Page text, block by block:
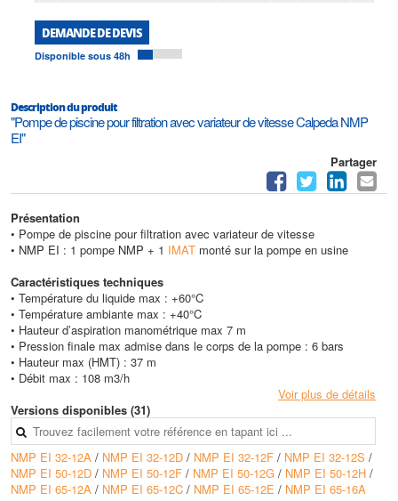
DEMANDE DE DEVIS
Disponible sous 48h
Description du produit
"Pompe de piscine pour filtration avec variateur de vitesse Calpeda NMP
EI"
Partager
Présentation
• Pompe de piscine pour filtration avec variateur de vitesse
• NMP EI : 1 pompe NMP + 1 IMAT monté sur la pompe en usine
Caractéristiques techniques
• Température du liquide max : +60°C
• Température ambiante max : +40°C
• Hauteur d’aspiration manométrique max 7 m
• Pression finale max admise dans le corps de la pompe : 6 bars
• Hauteur max (HMT) : 37 m
• Débit max : 108 m3/h
Voir plus de détails
Versions disponibles (31)
NMP EI 32-12A / NMP EI 32-12D / NMP EI 32-12F / NMP EI 32-12S /
NMP EI 50-12D / NMP EI 50-12F / NMP EI 50-12G / NMP EI 50-12H /
NMP EI 65-12A / NMP EI 65-12C / NMP EI 65-12E / NMP EI 65-16A